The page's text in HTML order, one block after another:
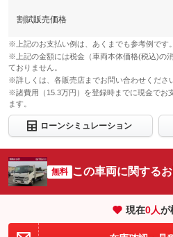
割賦販売価格
※上記のお支払い例は、あくまでも参考例です。
※上記の金額には税金（車両本体価格(税込)の
ておりません。
※詳しくは、各販売店までお問い合わせくださ
※諸費用（15.3万円）を登録時までに現金でお
ます。
ローンシミュレーション
無料 この車両に関する
現在0人が